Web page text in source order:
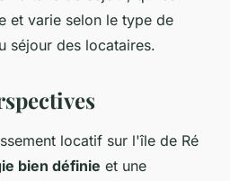
et varie selon le type de
séjour des locataires.
locatif sur l'île de Ré
bien définie et une